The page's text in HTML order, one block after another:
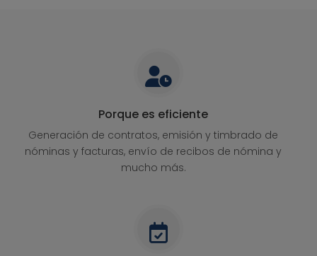
Porque es eficiente
Generación de contratos, emisión y timbrado de
nóminas y facturas, envío de recibos de nómina y
mucho más.